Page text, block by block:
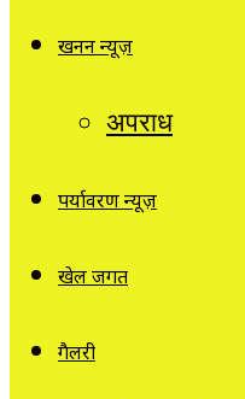
खनन न्यूज़
अपराध
पर्यावरण न्यूज़
खेल जगत
गैलरी